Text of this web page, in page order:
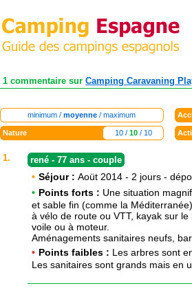
1 commentaire sur Camping Caravaning
minimum /moyenne / maximum
Nature 10 / 10 / 10
1. rené - 77 ans - couple
• Séjour : Aoüt 2014 - 2 jours -
• Points forts : Une situation
et sable fin (comme la
à vélo de route ou VTT, kayak sur
voile ou à moteur.
Aménagements sanitaires neufs,
• Points faibles : Les arbres sont
Les sanitaires sont grands mais en